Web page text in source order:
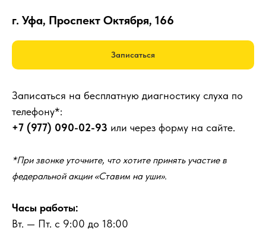
г. Уфа, Проспект Октября, 166
Записаться
Записаться на бесплатную диагностику слуха по
телефону*:
+7 (977) 090-02-93 или через форму на сайте.
*При звонке уточните, что хотите принять участие в
федеральной акции «Ставим на уши».
Часы работы:
Вт. — Пт. с 9:00 до 18:00